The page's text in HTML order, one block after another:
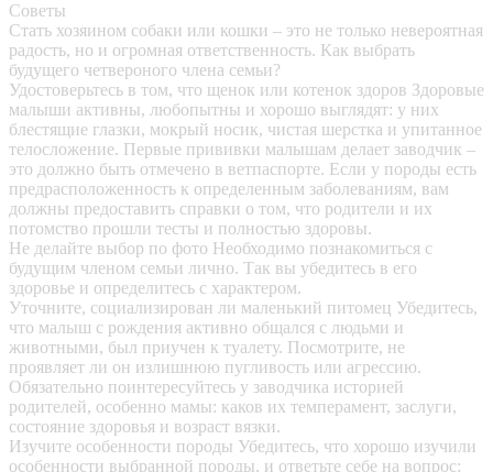
Советы
Стать хозяином собаки или кошки – это не только невероятная
радость, но и огромная ответственность. Как выбрать
будущего четвероного члена семьи?
Удостоверьтесь в том, что щенок или котенок здоров Здоровые
малыши активны, любопытны и хорошо выглядят: у них
блестящие глазки, мокрый носик, чистая шерстка и упитанное
телосложение. Первые прививки малышам делает заводчик –
это должно быть отмечено в ветпаспорте. Если у породы есть
предрасположенность к определенным заболеваниям, вам
должны предоставить справки о том, что родители и их
потомство прошли тесты и полностью здоровы.
Не делайте выбор по фото Необходимо познакомиться с
будущим членом семьи лично. Так вы убедитесь в его
здоровье и определитесь с характером.
Уточните, социализирован ли маленький питомец Убедитесь,
что малыш с рождения активно общался с людьми и
животными, был приучен к туалету. Посмотрите, не
проявляет ли он излишнюю пугливость или агрессию.
Обязательно поинтересуйтесь у заводчика историей
родителей, особенно мамы: каков их темперамент, заслуги,
состояние здоровья и возраст вязки.
Изучите особенности породы Убедитесь, что хорошо изучили
особенности выбранной породы, и ответьте себе на вопрос: